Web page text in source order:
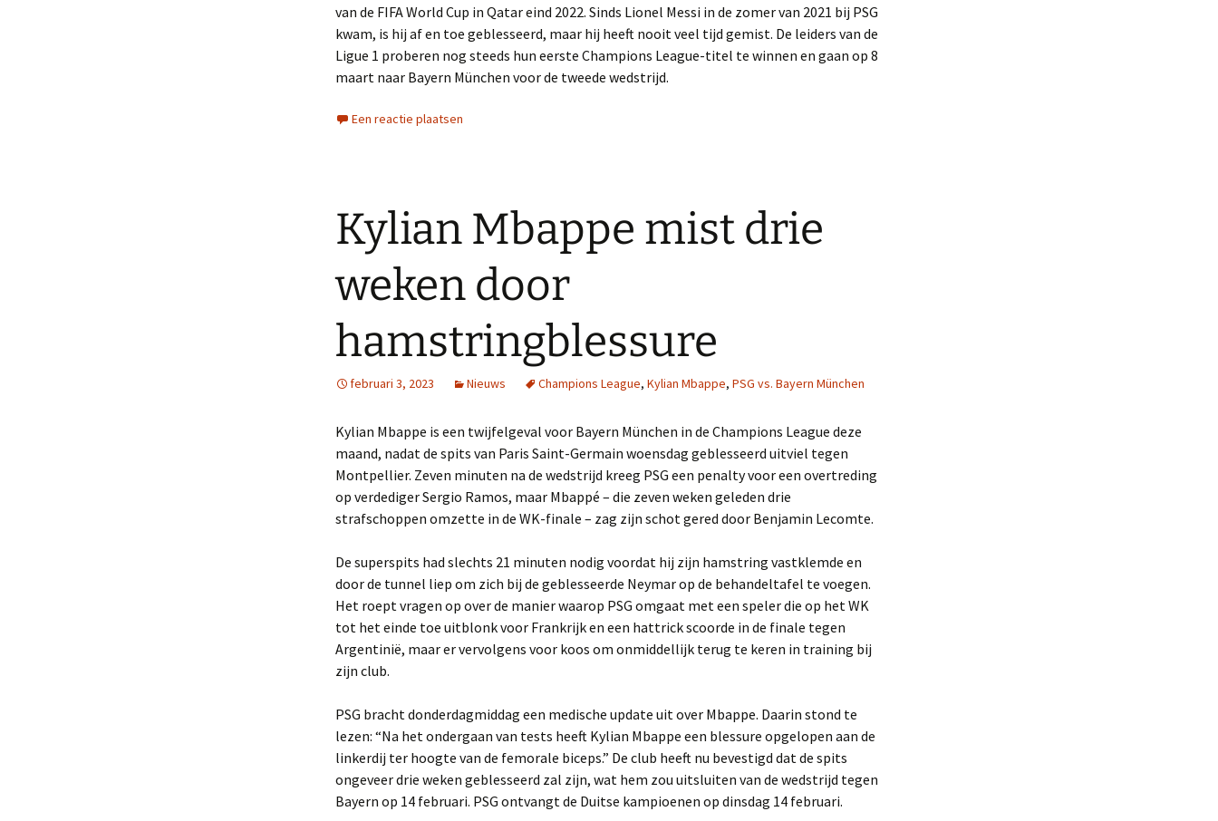
van de FIFA World Cup in Qatar eind 2022. Sinds Lionel Messi in de zomer van 2021 bij PSG
kwam, is hij af en toe geblesseerd, maar hij heeft nooit veel tijd gemist. De leiders van de
Ligue 1 proberen nog steeds hun eerste Champions League-titel te winnen en gaan op 8
maart naar Bayern München voor de tweede wedstrijd.
Een reactie plaatsen
Kylian Mbappe mist drie
weken door
hamstringblessure
februari 3, 2023 Nieuws Champions League, Kylian Mbappe, PSG vs. Bayern München
Kylian Mbappe is een twijfelgeval voor Bayern München in de Champions League deze
maand, nadat de spits van Paris Saint-Germain woensdag geblesseerd uitviel tegen
Montpellier. Zeven minuten na de wedstrijd kreeg PSG een penalty voor een overtreding
op verdediger Sergio Ramos, maar Mbappé – die zeven weken geleden drie
strafschoppen omzette in de WK-finale – zag zijn schot gered door Benjamin Lecomte.
De superspits had slechts 21 minuten nodig voordat hij zijn hamstring vastklemde en
door de tunnel liep om zich bij de geblesseerde Neymar op de behandeltafel te voegen.
Het roept vragen op over de manier waarop PSG omgaat met een speler die op het WK
tot het einde toe uitblonk voor Frankrijk en een hattrick scoorde in de finale tegen
Argentinië, maar er vervolgens voor koos om onmiddellijk terug te keren in training bij
zijn club.
PSG bracht donderdagmiddag een medische update uit over Mbappe. Daarin stond te
lezen: “Na het ondergaan van tests heeft Kylian Mbappe een blessure opgelopen aan de
linkerdij ter hoogte van de femorale biceps.” De club heeft nu bevestigd dat de spits
ongeveer drie weken geblesseerd zal zijn, wat hem zou uitsluiten van de wedstrijd tegen
Bayern op 14 februari. PSG ontvangt de Duitse kampioenen op dinsdag 14 februari.